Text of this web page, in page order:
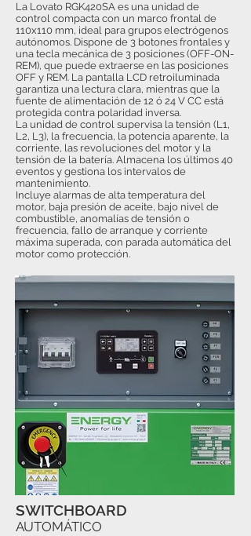
La Lovato RGK420SA es una unidad de
control compacta con un marco frontal de
110x110 mm, ideal para grupos electrógenos
autónomos. Dispone de 3 botones frontales y
una tecla mecánica de 3 posiciones (OFF-ON-
REM), que puede extraerse en las posiciones
OFF y REM. La pantalla LCD retroiluminada
garantiza una lectura clara, mientras que la
fuente de alimentación de 12 ó 24 V CC está
protegida contra polaridad inversa.
La unidad de control supervisa la tensión (L1,
L2, L3), la frecuencia, la potencia aparente, la
corriente, las revoluciones del motor y la
tensión de la batería. Almacena los últimos 40
eventos y gestiona los intervalos de
mantenimiento.
Incluye alarmas de alta temperatura del
motor, baja presión de aceite, bajo nivel de
combustible, anomalías de tensión o
frecuencia, fallo de arranque y corriente
máxima superada, con parada automática del
motor como protección.
SWITCHBOARD
AUTOMÁTICO